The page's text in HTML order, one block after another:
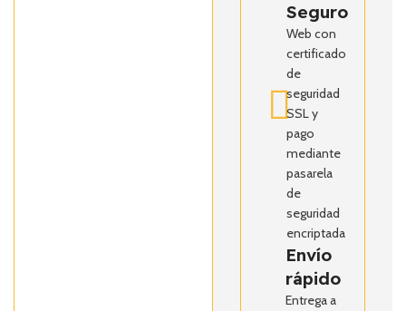
Seguro
Web con
certificado
de
seguridad
SSL y
pago
mediante
pasarela
de
seguridad
encriptada
Envío
rápido
Entrega a